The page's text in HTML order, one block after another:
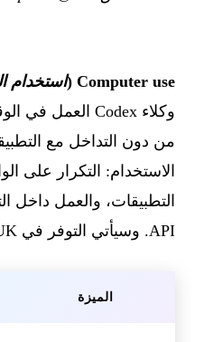
Computer use ( استخدام
من دون التداخل مع
الاستخدام: التكرار على
التطبيقات، والعمل داخل
API. وسيأتي التوفر في EU/UK لاحقًا.
الميزة